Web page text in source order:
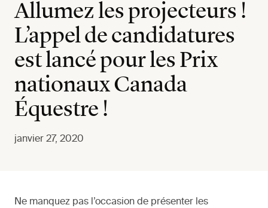
Allumez les projecteurs !
L’appel de candidatures
est lancé pour les Prix
nationaux Canada
Équestre !
janvier 27, 2020
Ne manquez pas l’occasion de présenter les